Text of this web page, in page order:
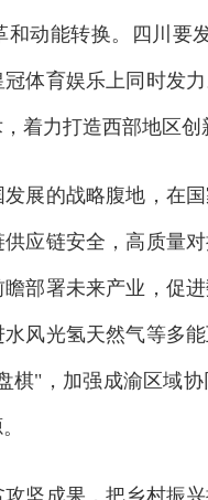
和动能转换。四川要
体育娱乐上同时发
着力打造西部地区创
展的战略腹地，在
应链安全，高质量
部署未来产业，促
风光氢天然气等多
棋"，加强成渝区域
坚成果，把乡村振